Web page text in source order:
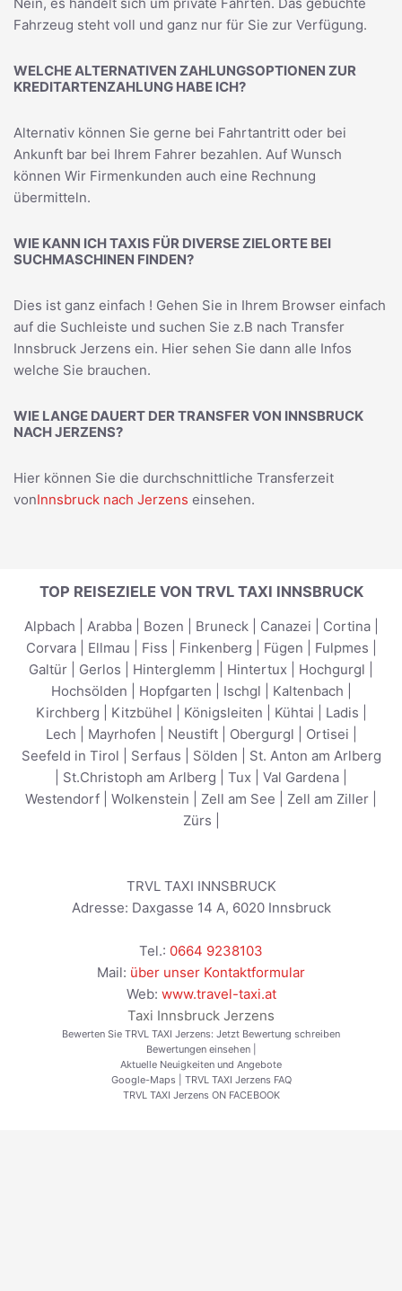
Fahrzeug steht voll und ganz nur für Sie zur Verfügung.
WELCHE ALTERNATIVEN ZAHLUNGSOPTIONEN ZUR
KREDITARTENZAHLUNG HABE ICH?
Alternativ können Sie gerne bei Fahrtantritt oder bei
Ankunft bar bei Ihrem Fahrer bezahlen. Auf Wunsch
können Wir Firmenkunden auch eine Rechnung
übermitteln.
WIE KANN ICH TAXIS FÜR DIVERSE ZIELORTE BEI
SUCHMASCHINEN FINDEN?
Dies ist ganz einfach ! Gehen Sie in Ihrem Browser einfach
auf die Suchleiste und suchen Sie z.B nach Transfer
Innsbruck Jerzens ein. Hier sehen Sie dann alle Infos
welche Sie brauchen.
WIE LANGE DAUERT DER TRANSFER VON INNSBRUCK
NACH JERZENS?
Hier können Sie die durchschnittliche Transferzeit
vonInnsbruck nach Jerzens einsehen.
TOP REISEZIELE VON TRVL TAXI INNSBRUCK
Alpbach Arabba| Bozen Bruneck Canazei Cortina|
Corvara| Ellmau Fiss Finkenberg Fügen Fulpmes
Galtür
Gerlos Hinterglemm Hintertux Hochgurgl
Hochsölden
Hopfgarten Ischgl Kaltenbach
Kirchberg
Kitzbühel Königsleiten Kühtai Ladis
Lech
Mayrhofen Neustift| Obergurgl Ortisei
Seefeld in Tirol
Serfaus Sölden
St. Anton am Arlberg
St.Christoph am Arlberg Tux Val Gardena
Westendorf
Wolkenstein Zell am See Zell am Ziller
Zürs
TRVL TAXI INNSBRUCK
Adresse: Daxgasse 14 A, 6020 Innsbruck
Tel.: 0664 9238103
Mail: über unser Kontaktformular
Web: www.travel-taxi.at
Taxi Innsbruck Jerzens
Bewerten Sie TRVL TAXI Jerzens: Jetzt Bewertung schreiben
Bewertungen einsehen|
Aktuelle Neuigkeiten und Angebote
Google-Maps
TRVL TAXI Jerzens FAQ
TRVL TAXI Jerzens ON FACEBOOK